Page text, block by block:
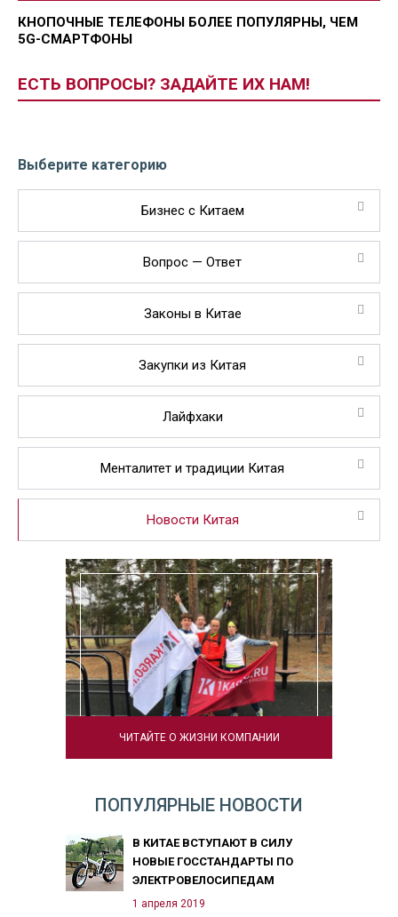
КНОПОЧНЫЕ ТЕЛЕФОНЫ БОЛЕЕ ПОПУЛЯРНЫ, ЧЕМ
5G-СМАРТФОНЫ
ЕСТЬ ВОПРОСЫ? ЗАДАЙТЕ ИХ НАМ!
Выберите категорию
Бизнес с Китаем
Вопрос — Ответ
Законы в Китае
Закупки из Китая
Лайфхаки
Менталитет и традиции Китая
Новости Китая
ЧИТАЙТЕ О ЖИЗНИ КОМПАНИИ
ПОПУЛЯРНЫЕ НОВОСТИ
В КИТАЕ ВСТУПАЮТ В СИЛУ
НОВЫЕ ГОССТАНДАРТЫ ПО
ЭЛЕКТРОВЕЛОСИПЕДАМ
1 апреля 2019